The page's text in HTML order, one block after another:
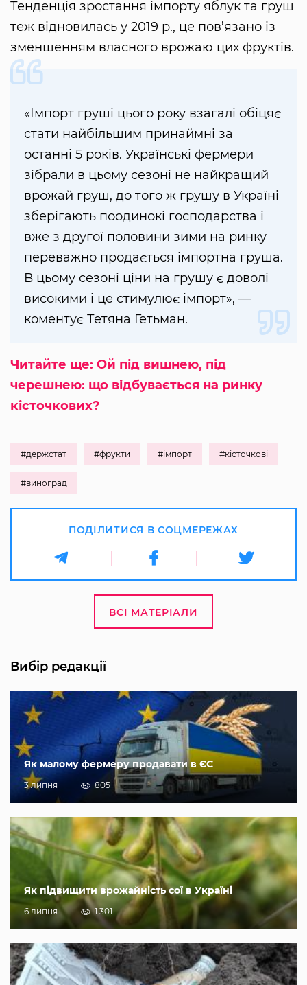
Тенденція зростання імпорту яблук та груш
теж відновилась у 2019 р., це пов’язано із
зменшенням власного врожаю цих фруктів.
«Імпорт груші цього року взагалі обіцяє
стати найбільшим принаймні за
останні 5 років. Українські фермери
зібрали в цьому сезоні не найкращий
врожай груш, до того ж грушу в Україні
зберігають поодинокі господарства і
вже з другої половини зими на ринку
переважно продається імпортна груша.
В цьому сезоні ціни на грушу є доволі
високими і це стимулює імпорт», —
коментує Тетяна Гетьман.
Читайте ще: Ой під вишнею, під
черешнею: що відбувається на ринку
кісточкових?
#держстат #фрукти #імпорт #кісточкові
#виноград
ПОДІЛИТИСЯ В СОЦМЕРЕЖАХ
ВСІ МАТЕРІАЛИ
Вибір редакції
Як малому фермеру продавати в ЄС
3 липня 805
Як підвищити врожайність сої в Україні
6 липня 1 301